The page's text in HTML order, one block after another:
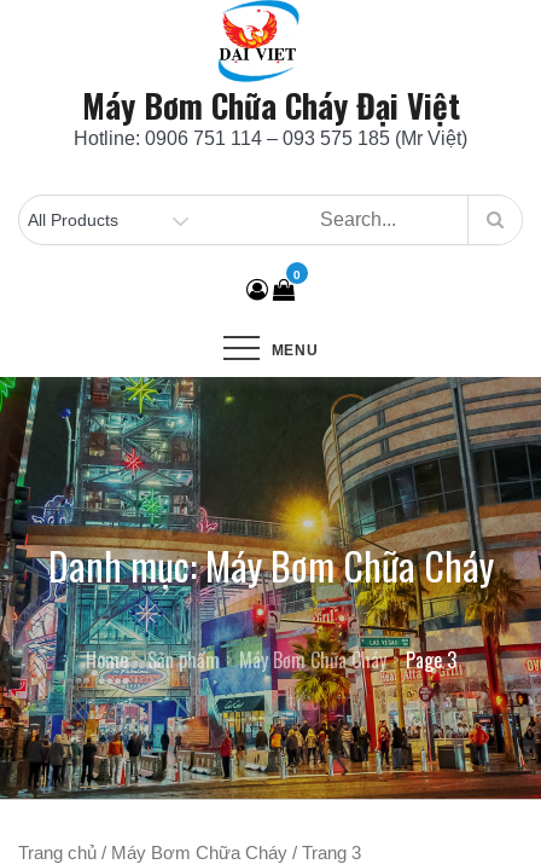
Máy Bơm Chữa Cháy Đại Việt
Hotline: 0906 751 114 – 093 575 185 (Mr Việt)
0
MENU
Danh mục:Máy Bơm Chữa Cháy
Home Sản phẩm Máy Bơm Chữa Cháy Page 3
Trang chủ / Máy Bơm Chữa Cháy / Trang 3